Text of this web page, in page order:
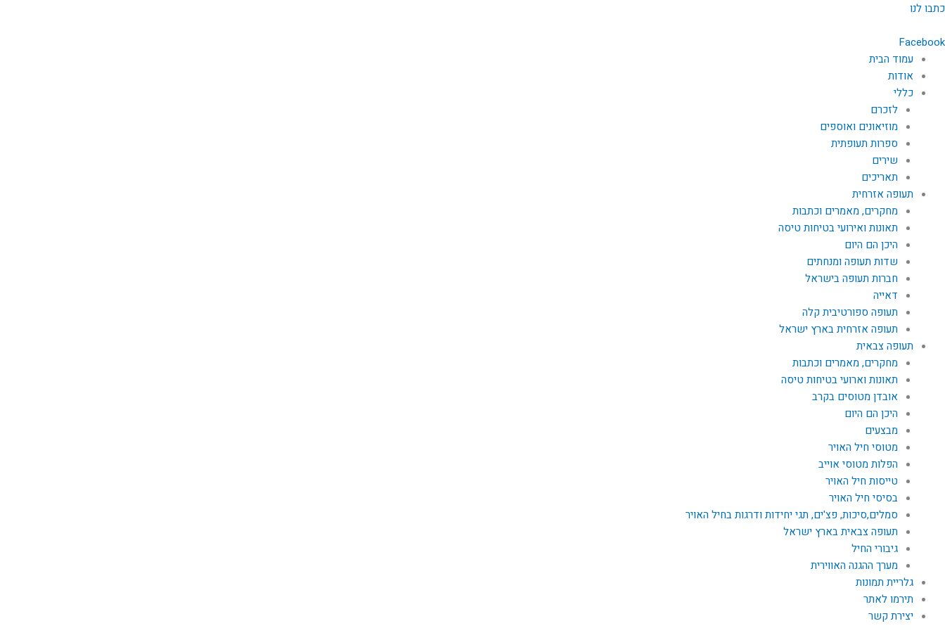
דילוג
כתבו לנו
Facebook
עמוד הבית
אודות
כללי
לזכרם
מוזיאונים ואוספים
ספרות תעופתית
שירים
תאריכים
תעופה אזרחית
מחקרים, מאמרים וכתבות
תאונות ואירועי בטיחות טיסה
היכן הם היום
שדות תעופה ומנחתים
חברות תעופה בישראל
דאייה
תעופה ספורטיבית קלה
תעופה אזרחית בארץ ישראל
תעופה צבאית
מחקרים, מאמרים וכתבות
תאונות וארועי בטיחות טיסה
אובדן מטוסים בקרב
היכן הם היום
מבצעים
מטוסי חיל האויר
הפלות מטוסי אוייב
טייסות חיל האויר
בסיסי חיל האויר
סמלים,סיכות, פצ'ים, תגי יחידות ודרגות בחיל האויר
תעופה צבאית בארץ ישראל
גיבורי החיל
מערך ההגנה האווירית
גלריית תמונות
תירמו לאתר
יצירת קשר